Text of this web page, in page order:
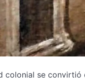
colonial se